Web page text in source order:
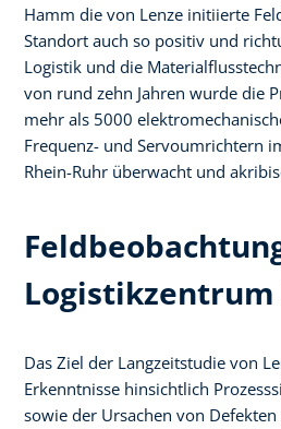
Hamm die von Lenze initiierte
Standort auch so positiv und
Logistik und die
von rund zehn Jahren wurde die
mehr als 5000
Frequenz- und Servoumrichtern
Rhein-Ruhr überwacht und
Logistikzentrum
Das Ziel der Langzeitstudie von
Erkenntnisse hinsichtlich
sowie der Ursachen von